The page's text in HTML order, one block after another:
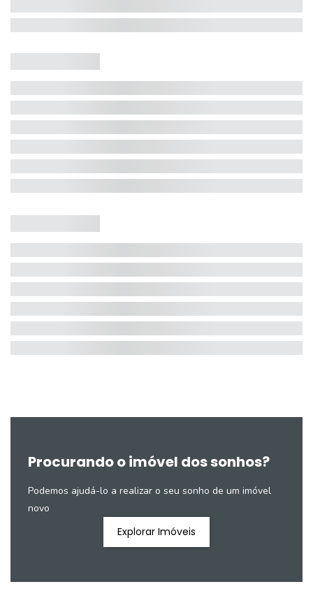
Procurando o imóvel dos sonhos?
Podemos ajudá-lo a realizar o seu sonho de um imóvel
novo
Explorar Imóveis